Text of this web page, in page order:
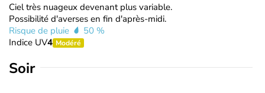
Ciel très nuageux devenant plus variable.
Possibilité d'averses en fin d'après-midi.
Risque de pluie
50 %
Indice UV4 Modéré
Soir